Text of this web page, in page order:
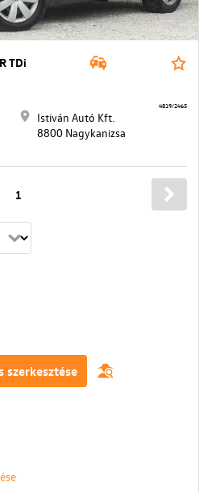
TDi
Istiván Autó Kft.
8800 Nagykanizsa
4819/2465
1
szerkesztése